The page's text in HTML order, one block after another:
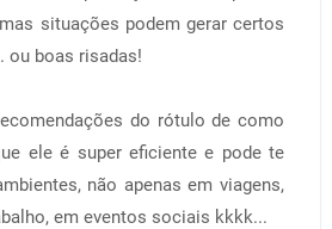
situações podem gerar certos
ou boas risadas!
do rótulo de como
ele é super eficiente e pode te
não apenas em viagens,
em eventos sociais kkkk...